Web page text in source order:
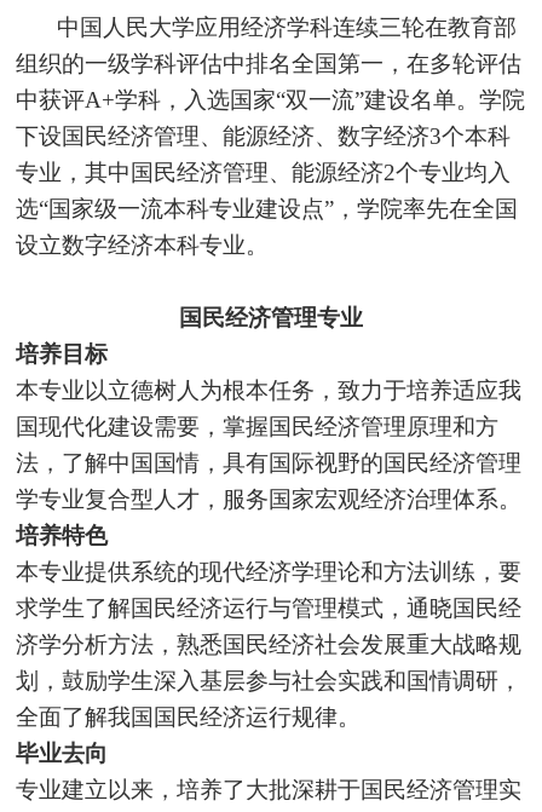
中国人民大学应用经济学科连续三轮在教育部
组织的一级学科评估中排名全国第一，在多轮评估
中获评A+学科，入选国家“双一流”建设名单。学院
下设国民经济管理、能源经济、数字经济3个本科
专业，其中国民经济管理、能源经济2个专业均入
选“国家级一流本科专业建设点”，学院率先在全国
设立数字经济本科专业。
国民经济管理专业
培养目标
本专业以立德树人为根本任务，致力于培养适应我
国现代化建设需要，掌握国民经济管理原理和方
法，了解中国国情，具有国际视野的国民经济管理
学专业复合型人才，服务国家宏观经济治理体系。
培养特色
本专业提供系统的现代经济学理论和方法训练，要
求学生了解国民经济运行与管理模式，通晓国民经
济学分析方法，熟悉国民经济社会发展重大战略规
划，鼓励学生深入基层参与社会实践和国情调研，
全面了解我国国民经济运行规律。
毕业去向
专业建立以来，培养了大批深耕于国民经济管理实